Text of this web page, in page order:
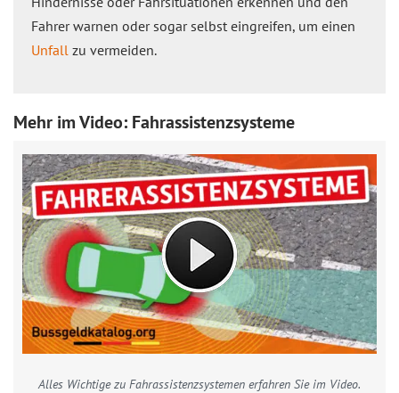
Fahrer warnen oder sogar selbst eingreifen, um einen
Unfall zu vermeiden.
Mehr im Video: Fahrassistenzsysteme
Alles Wichtige zu Fahrassistenzsystemen erfahren Sie im Video.